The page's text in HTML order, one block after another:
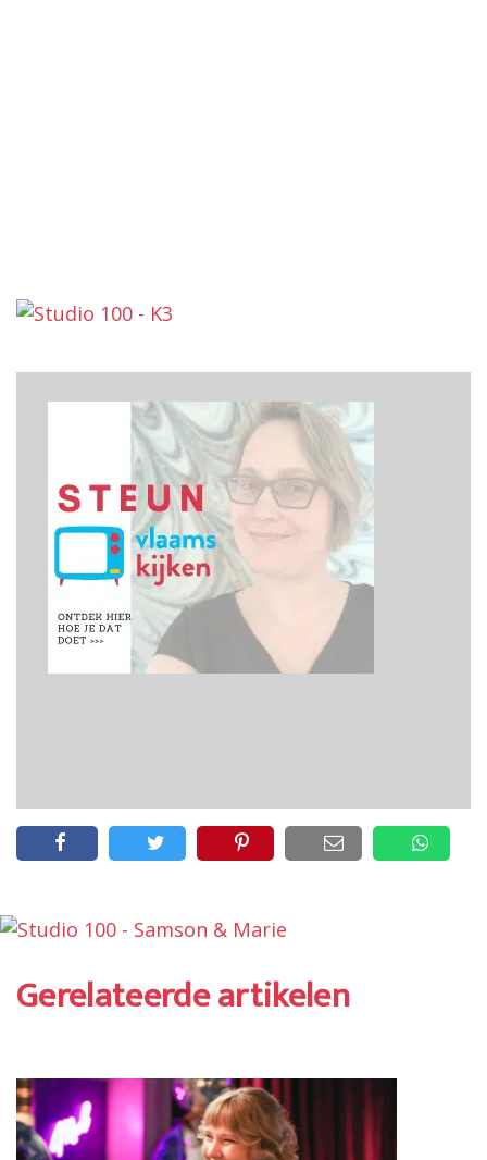
Gerelateerde artikelen